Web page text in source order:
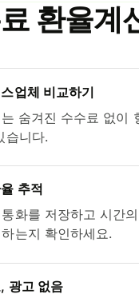
환율계
업체 비교하기
숨겨진 수수료 없이
습니다.
추적
화를 저장하고 시간
는지 확인하세요.
광고 없음